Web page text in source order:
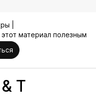
|
материал полезным
Т